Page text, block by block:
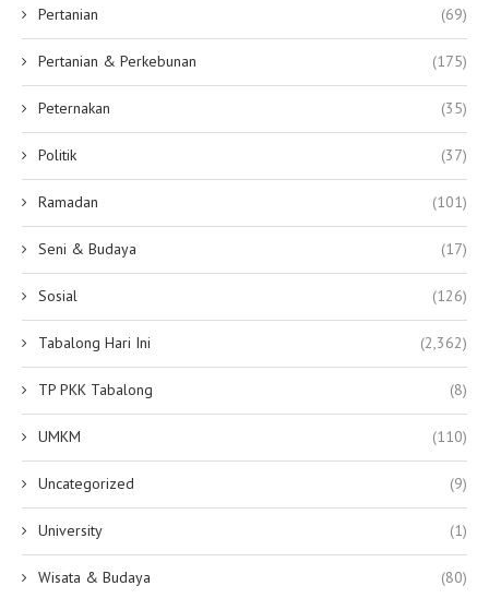
Pertanian (69)
Pertanian & Perkebunan (175)
Peternakan (35)
Politik (37)
Ramadan (101)
Seni & Budaya (17)
Sosial (126)
Tabalong Hari Ini (2,362)
TP PKK Tabalong (8)
UMKM (110)
Uncategorized (9)
University (1)
Wisata & Budaya (80)